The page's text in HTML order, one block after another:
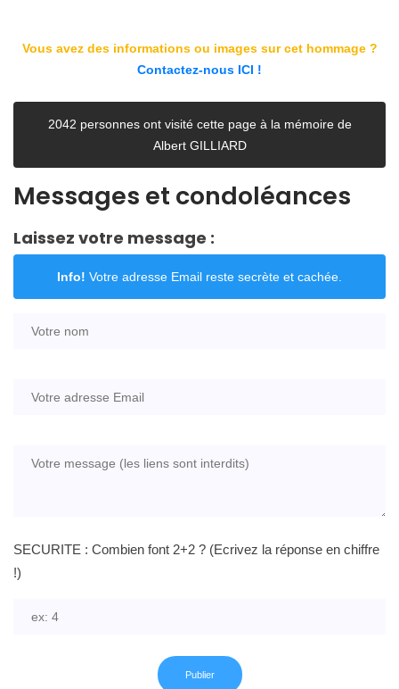
Vous avez des informations ou images sur cet hommage ?
Contactez-nous ICI !
2042 personnes ont visité cette page à la mémoire de
Albert GILLIARD
Messages et condoléances
Laissez votre message :
Info! Votre adresse Email reste secrète et cachée.
SECURITE : Combien font 2+2 ? (Ecrivez la réponse en chiffre
!)